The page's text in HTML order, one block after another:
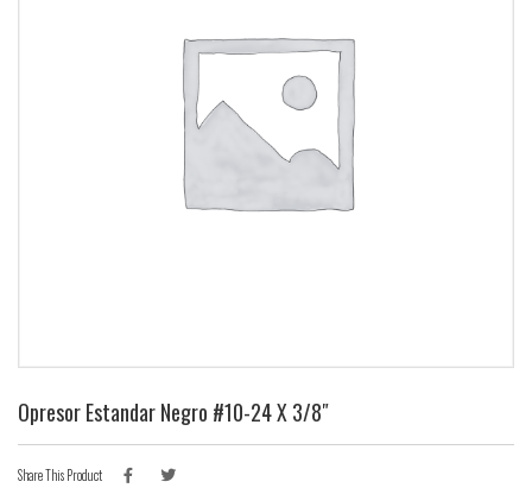
Opresor Estandar Negro #10-24 X 3/8″
Share This Product